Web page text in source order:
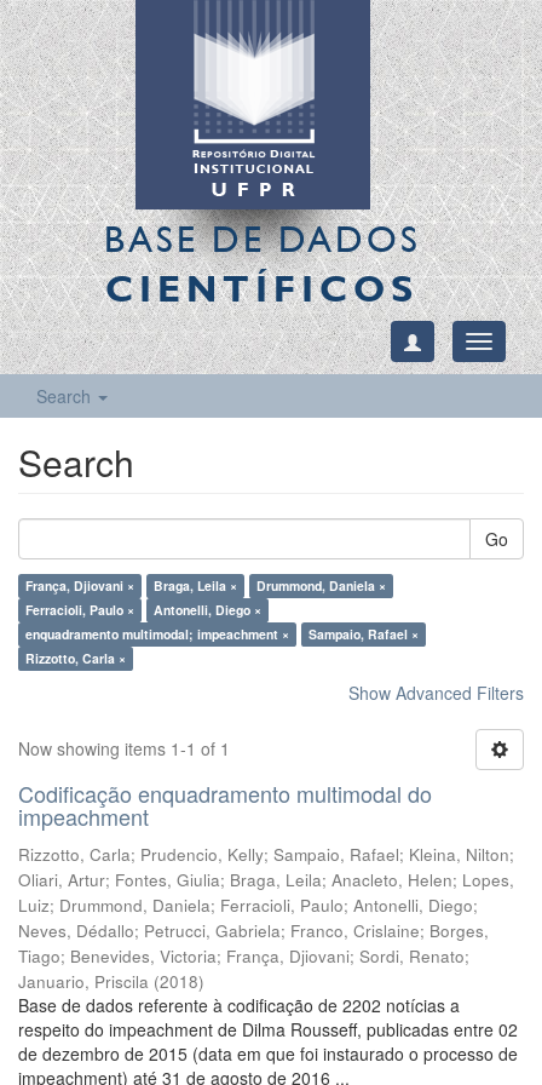
BASE DE DADOS
CIENTÍFICOS
Toggle
Search
Search
Go
França, Djiovani × Braga, Leila ×
Drummond, Daniela ×
Ferracioli, Paulo ×
Antonelli, Diego ×
enquadramento multimodal; impeachment ×
Sampaio, Rafael ×
Rizzotto, Carla ×
Show Advanced Filters
Now showing items 1-1 of 1
Codificação enquadramento multimodal do
impeachment
Rizzotto, Carla; Prudencio, Kelly; Sampaio, Rafael; Kleina, Nilton;
Oliari, Artur; Fontes, Giulia; Braga, Leila; Anacleto, Helen; Lopes,
Luiz; Drummond, Daniela; Ferracioli, Paulo; Antonelli, Diego;
Neves, Dédallo; Petrucci, Gabriela; Franco, Crislaine; Borges,
Tiago; Benevides, Victoria; França, Djiovani; Sordi, Renato;
Januario, Priscila (2018)
Base de dados referente à codificação de 2202 notícias a
respeito do impeachment de Dilma Rousseff, publicadas entre 02
de dezembro de 2015 (data em que foi instaurado o processo de
impeachment) até 31 de agosto de 2016 ...